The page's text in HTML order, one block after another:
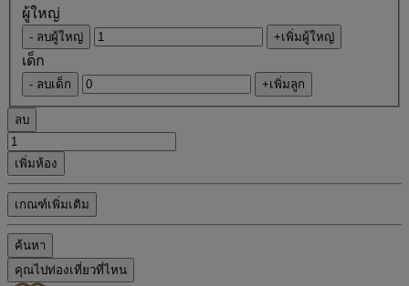
ผู้ใหญ่
- ลบผู้ใหญ่ +เพิ่มผู้ใหญ่
เด็ก
- ลบเด็ก +เพิ่มลูก
ลบ
เพิ่มห้อง
เกณฑ์เพิ่มเติม
ค้นหา
คุณไปท่องเที่ยวที่ไหน